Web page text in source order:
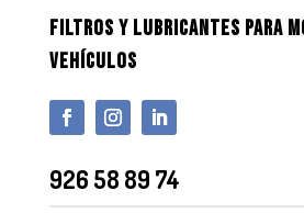
FILTROS Y LUBRICANTES PARA
VEHÍCULOS
926 58 89 74